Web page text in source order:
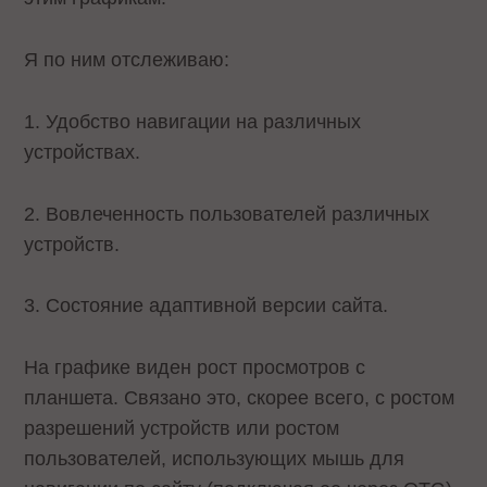
Я по ним отслеживаю:
1. Удобство навигации на различных
устройствах.
2. Вовлеченность пользователей различных
устройств.
3. Состояние адаптивной версии сайта.
На графике виден рост просмотров с
планшета. Связано это, скорее всего, с ростом
разрешений устройств или ростом
пользователей, использующих мышь для